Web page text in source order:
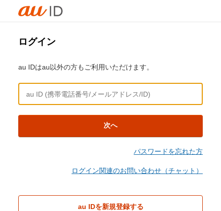
ログイン
au IDはau以外の方もご利用いただけます。
次へ
パスワードを忘れた方
ログイン関連のお問い合わせ（チャット）
au IDを新規登録する